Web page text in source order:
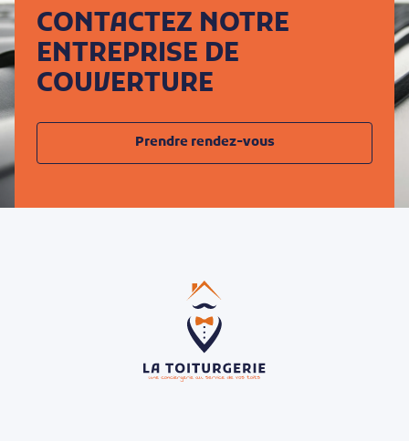
CONTACTEZ NOTRE
ENTREPRISE DE
COUVERTURE
Prendre rendez-vous